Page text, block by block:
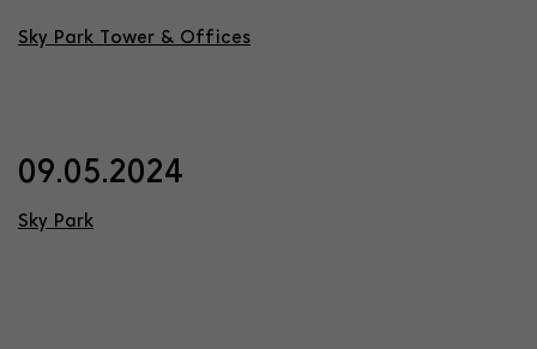
Sky Park Tower & Offices
09.05.2024
Sky Park